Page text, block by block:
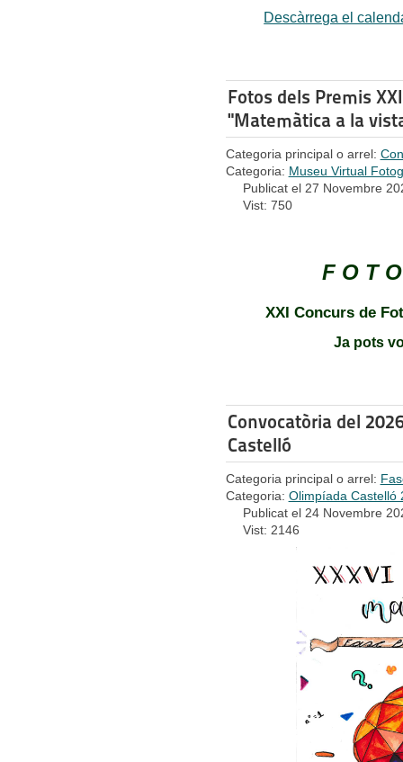
Descàrrega el
Fotos dels Premis
"Matemàtica a la
Categoria principal o arrel:
Categoria: Museu Virtual
Publicat el 27 Novembre
Vist: 750
F O T
XXI Concurs de
Ja pots
Convocatòria del
Castelló
Categoria principal o arrel:
Categoria: Olimpíada Castelló
Publicat el 24 Novembre
Vist: 2146